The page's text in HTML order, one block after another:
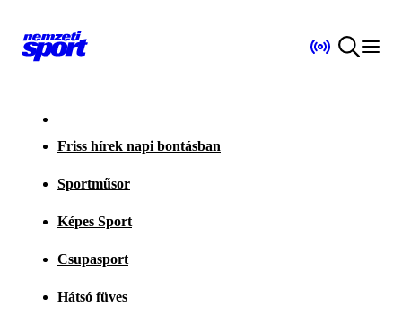
Friss hírek napi bontásban
Sportműsor
Képes Sport
Csupasport
Hátsó füves